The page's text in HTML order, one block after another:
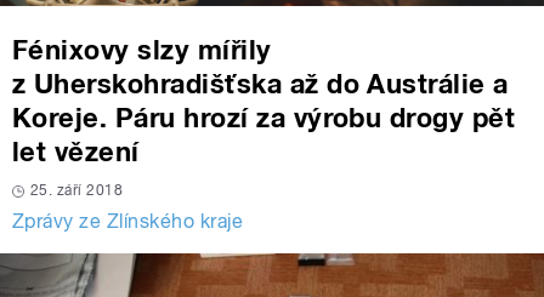
Fénixovy slzy mířily
z Uherskohradišťska až do Austrálie a
Koreje. Páru hrozí za výrobu drogy pět
let vězení
25. září 2018
Zprávy ze Zlínského kraje